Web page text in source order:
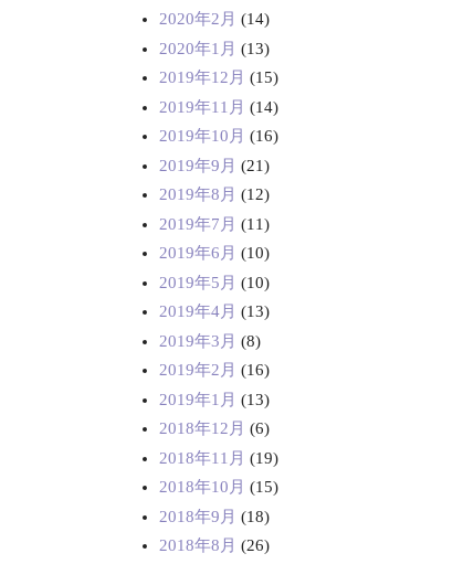
2020年2月 (14)
2020年1月 (13)
2019年12月 (15)
2019年11月 (14)
2019年10月 (16)
2019年9月 (21)
2019年8月 (12)
2019年7月 (11)
2019年6月 (10)
2019年5月 (10)
2019年4月 (13)
2019年3月 (8)
2019年2月 (16)
2019年1月 (13)
2018年12月 (6)
2018年11月 (19)
2018年10月 (15)
2018年9月 (18)
2018年8月 (26)